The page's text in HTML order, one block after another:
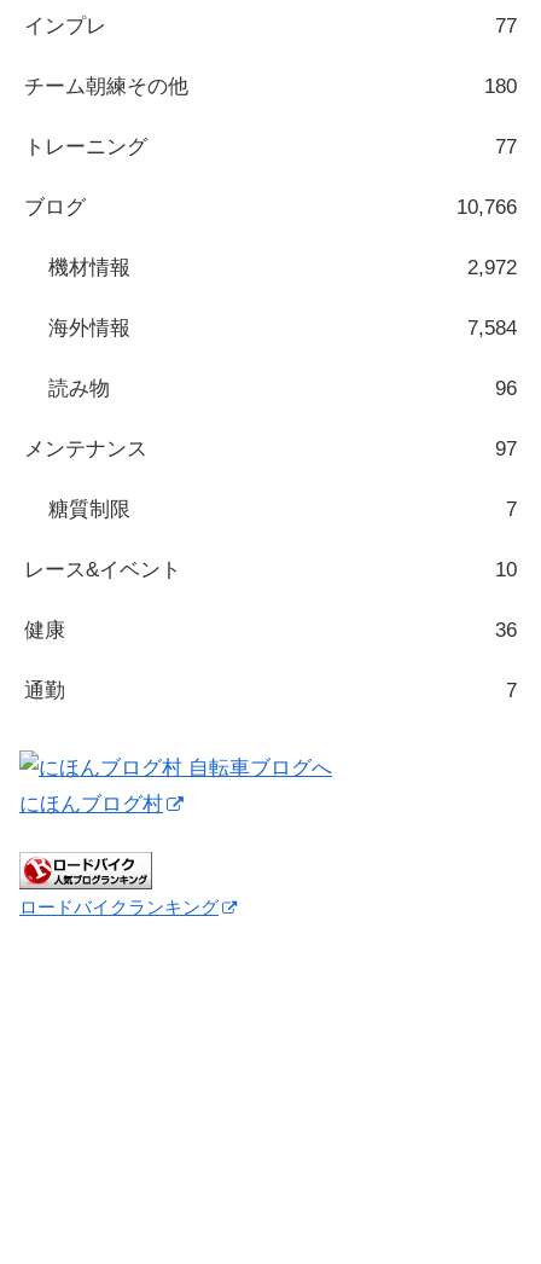
インプレ 77
チーム朝練その他 180
トレーニング 77
ブログ 10,766
機材情報 2,972
海外情報 7,584
読み物 96
メンテナンス 97
糖質制限 7
レース&イベント 10
健康 36
通勤 7
にほんブログ村
ロードバイクランキング